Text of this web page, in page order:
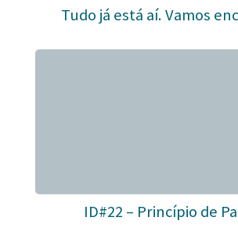
Tudo já está aí. Vamos
ID#22 – Princípio de